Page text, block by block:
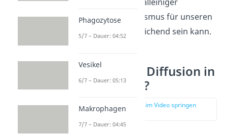
dass Diffusion als alleiniger
Transportmechanismus für unseren
Körper nicht ausreichend sein kann.
Was ist eine Diffusion in
der Biologie?
zur Stelle im Video springen
(04:17)
Phagozytose
5/7 – Dauer: 04:52
Vesikel
6/7 – Dauer: 05:13
Makrophagen
7/7 – Dauer: 04:45